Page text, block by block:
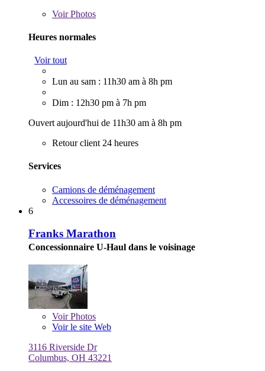
VoirPhotos
Heures normales
Voir tout
Lun au sam : 11h30 am à 8h pm
Dim : 12h30 pm à 7h pm
Ouvert aujourd'hui de 11h30 am à 8h pm
Retour client 24 heures
Services
Camions de déménagement
Accessoires de déménagement
6
Franks Marathon
Concessionnaire U-Haul dans le voisinage
VoirPhotos
Voir le site Web
3116 Riverside Dr
Columbus, OH 43221